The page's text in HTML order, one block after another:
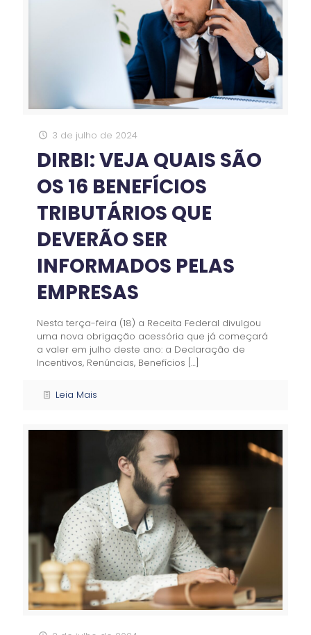
3 de julho de 2024
DIRBI: VEJA QUAIS SÃO
OS 16 BENEFÍCIOS
TRIBUTÁRIOS QUE
DEVERÃO SER
INFORMADOS PELAS
EMPRESAS
Nesta terça-feira (18) a Receita Federal divulgou
uma nova obrigação acessória que já começará
a valer em julho deste ano: a Declaração de
Incentivos, Renúncias, Benefícios […]
Leia Mais